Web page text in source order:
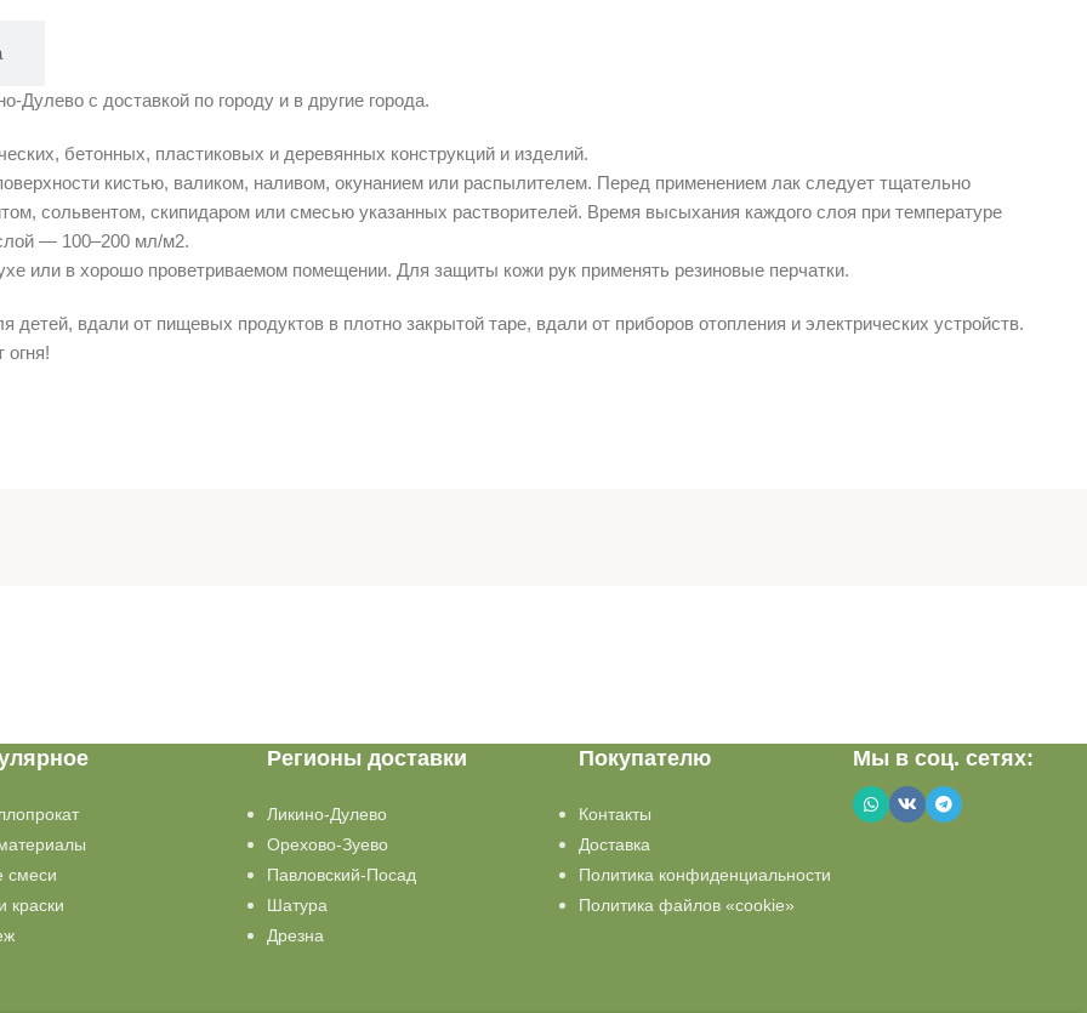
с доставкой по городу и в другие города.
бетонных, пластиковых и деревянных конструкций и изделий.
кистью, валиком, наливом, окунанием или распылителем. Перед применением лак следует тщательно
сольвентом, скипидаром или смесью указанных растворителей. Время высыхания каждого слоя при температуре
— 100–200 мл/м2.
или в хорошо проветриваемом помещении. Для защиты кожи рук применять резиновые перчатки.
вдали от пищевых продуктов в плотно закрытой таре, вдали от приборов отопления и электрических устройств.
смеси
краски
Регионы доставки
Ликино-Дулево
Орехово-Зуево
Павловский-Посад
Шатура
Дрезна
Покупателю
Контакты
Доставка
Политика конфиденциальности
Политика файлов «cookie»
Мы в соц. сетях: